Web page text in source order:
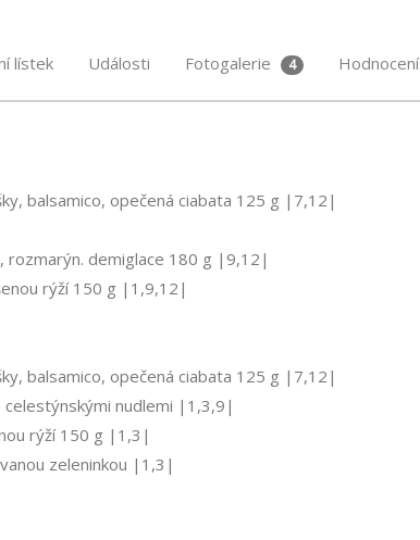
lístek Události Fotogalerie 4 Hodnocení
balsamico, opečená ciabata 125 g |7,12|
rozmarýn. demiglace 180 g |9,12|
rýží 150 g |1,9,12|
balsamico, opečená ciabata 125 g |7,12|
celestýnskými nudlemi |1,3,9|
rýží 150 g |1,3|
zeleninkou |1,3|